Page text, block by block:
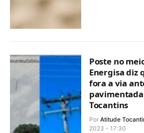
Poste no
Energisa diz
fora a via
Tocantins
Por Atitude
2023 - 17:30